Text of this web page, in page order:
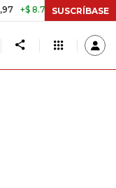
+2,19% TASA DE
SUSCRÍBASE